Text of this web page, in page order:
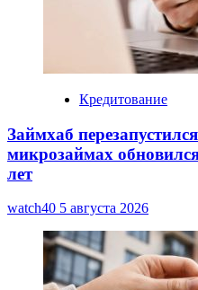
Кредитование
Займхаб
микрозаймах
лет
watch40 5 августа 2026